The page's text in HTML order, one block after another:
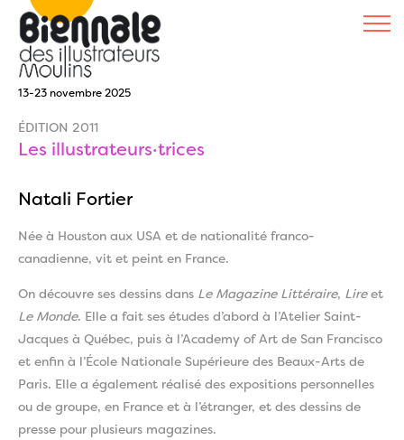
13-23 novembre 2025
ÉDITION 2011
Les illustrateurs·trices
Natali Fortier
Née à Houston aux USA et de nationalité franco-
canadienne, vit et peint en France.
On découvre ses dessins dans Le Magazine Littéraire, Lireet
Le Monde. Elle a fait ses études d’abord à l’Atelier Saint-
Jacques à Québec, puis à l’Academy of Art de San Francisco
et enfin à l’École Nationale Supérieure des Beaux-Arts de
Paris. Elle a également réalisé des expositions personnelles
ou de groupe, en France et à l’étranger, et des dessins de
presse pour plusieurs magazines.